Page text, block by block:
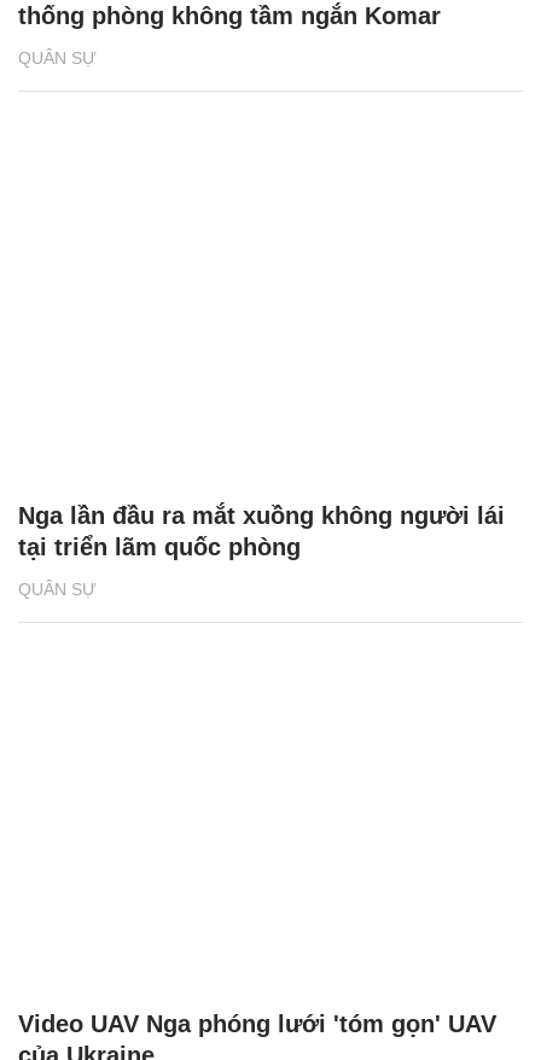
QUÂN SỰ
thống phòng không tầm ngắn Komar
QUÂN SỰ
Nga lần đầu ra mắt xuồng không người lái
tại triển lãm quốc phòng
Video UAV Nga phóng lưới 'tóm gọn' UAV